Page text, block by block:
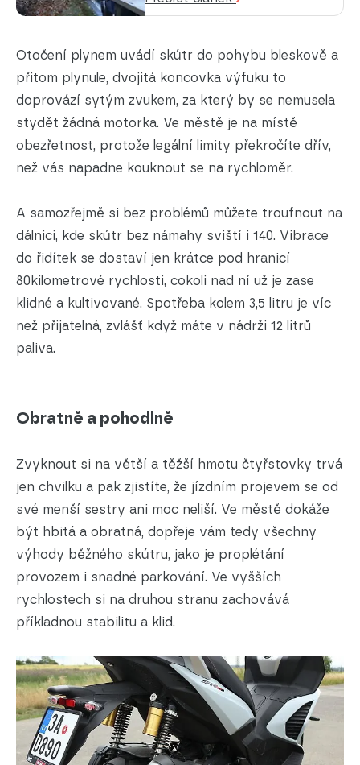
Otočení plynem uvádí skútr do pohybu bleskově a
přitom plynule, dvojitá koncovka výfuku to
doprovází sytým zvukem, za který by se nemusela
stydět žádná motorka. Ve městě je na místě
obezřetnost, protože legální limity překročíte dřív,
než vás napadne kouknout se na rychloměr.
A samozřejmě si bez problémů můžete troufnout na
dálnici, kde skútr bez námahy sviští i 140. Vibrace
do řidítek se dostaví jen krátce pod hranicí
80kilometrové rychlosti, cokoli nad ní už je zase
klidné a kultivované. Spotřeba kolem 3,5 litru je víc
než přijatelná, zvlášť když máte v nádrži 12 litrů
paliva.
Obratně a pohodlně
Zvyknout si na větší a těžší hmotu čtyřstovky trvá
jen chvilku a pak zjistíte, že jízdním projevem se od
své menší sestry ani moc neliší. Ve městě dokáže
být hbitá a obratná, dopřeje vám tedy všechny
výhody běžného skútru, jako je proplétání
provozem i snadné parkování. Ve vyšších
rychlostech si na druhou stranu zachovává
příkladnou stabilitu a klid.